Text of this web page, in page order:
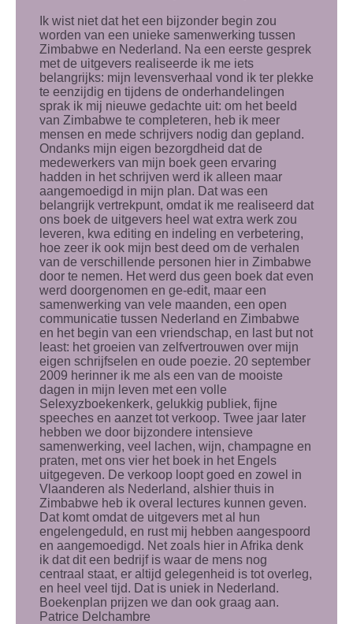
Ik wist niet dat het een bijzonder begin zou
worden van een unieke samenwerking tussen
Zimbabwe en Nederland. Na een eerste gesprek
met de uitgevers realiseerde ik me iets
belangrijks: mijn levensverhaal vond ik ter plekke
te eenzijdig en tijdens de onderhandelingen
sprak ik mij nieuwe gedachte uit: om het beeld
van Zimbabwe te completeren, heb ik meer
mensen en mede schrijvers nodig dan gepland.
Ondanks mijn eigen bezorgdheid dat de
medewerkers van mijn boek geen ervaring
hadden in het schrijven werd ik alleen maar
aangemoedigd in mijn plan. Dat was een
belangrijk vertrekpunt, omdat ik me realiseerd dat
ons boek de uitgevers heel wat extra werk zou
leveren, kwa editing en indeling en verbetering,
hoe zeer ik ook mijn best deed om de verhalen
van de verschillende personen hier in Zimbabwe
door te nemen. Het werd dus geen boek dat even
werd doorgenomen en ge-edit, maar een
samenwerking van vele maanden, een open
communicatie tussen Nederland en Zimbabwe
en het begin van een vriendschap, en last but not
least: het groeien van zelfvertrouwen over mijn
eigen schrijfselen en oude poezie. 20 september
2009 herinner ik me als een van de mooiste
dagen in mijn leven met een volle
Selexyzboekenkerk, gelukkig publiek, fijne
speeches en aanzet tot verkoop. Twee jaar later
hebben we door bijzondere intensieve
samenwerking, veel lachen, wijn, champagne en
praten, met ons vier het boek in het Engels
uitgegeven. De verkoop loopt goed en zowel in
Vlaanderen als Nederland, alshier thuis in
Zimbabwe heb ik overal lectures kunnen geven.
Dat komt omdat de uitgevers met al hun
engelengeduld, en rust mij hebben aangespoord
en aangemoedigd. Net zoals hier in Afrika denk
ik dat dit een bedrijf is waar de mens nog
centraal staat, er altijd gelegenheid is tot overleg,
en heel veel tijd. Dat is uniek in Nederland.
Boekenplan prijzen we dan ook graag aan.
Patrice Delchambre